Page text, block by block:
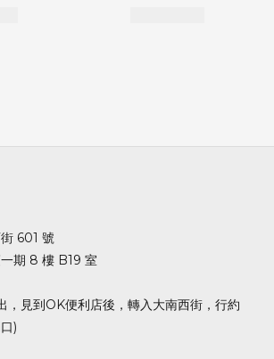
601 號
期 8 樓 B19 室
，見到OK便利店後，轉入大南西街，行約
)